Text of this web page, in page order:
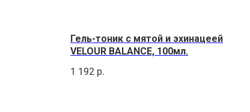
Гель-тоник с мятой и эхинацеей
VELOUR BALANCE, 100мл.
1 192 р.